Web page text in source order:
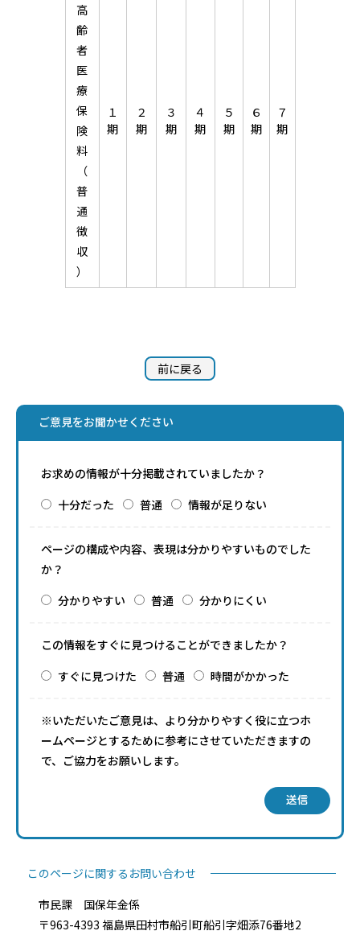
高
齢
者
医
療
保
険
料
（
普
通
徴
収
）
１
期
２
期
３
期
４
期
５
期
６
期
７
期
前に戻る
ご意見をお聞かせください
お求めの情報が十分掲載されていましたか？
十分だった
普通 情報が足りない
ページの構成や内容、表現は分かりやすいものでした
か？
分かりやすい
普通 分かりにくい
この情報をすぐに見つけることができましたか？
すぐに見つけた
普通 時間がかかった
※いただいたご意見は、より分かりやすく役に立つホ
ームページとするために参考にさせていただきますの
で、ご協力をお願いします。
送信
このページに関するお問い合わせ
市民課 国保年金係
〒963-4393 福島県田村市船引町船引字畑添76番地2